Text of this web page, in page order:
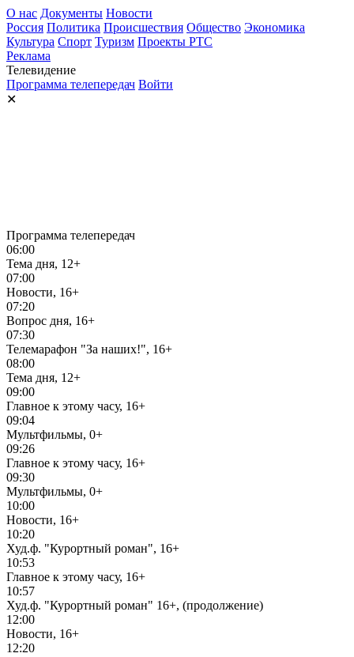
О нас Документы Новости
Россия Политика Происшествия Общество Экономика
Культура Спорт Туризм Проекты РТС
Реклама
Телевидение
Программа телепередач Войти
✕
Программа телепередач
06:00
Тема дня, 12+
07:00
Новости, 16+
07:20
Вопрос дня, 16+
07:30
Телемарафон "За наших!", 16+
08:00
Тема дня, 12+
09:00
Главное к этому часу, 16+
09:04
Мультфильмы, 0+
09:26
Главное к этому часу, 16+
09:30
Мультфильмы, 0+
10:00
Новости, 16+
10:20
Худ.ф. "Курортный роман", 16+
10:53
Главное к этому часу, 16+
10:57
Худ.ф. "Курортный роман" 16+, (продолжение)
12:00
Новости, 16+
12:20